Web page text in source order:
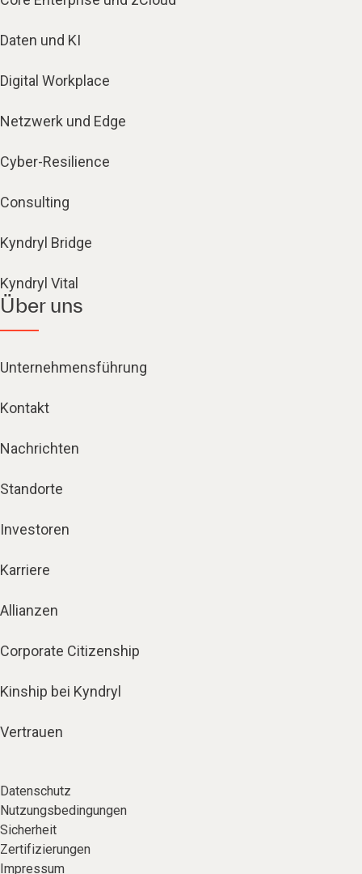
Daten und KI
Digital Workplace
Netzwerk und Edge
Cyber-Resilience
Consulting
Kyndryl Bridge
Kyndryl Vital
Über uns
Unternehmensführung
Kontakt
Nachrichten
Standorte
Investoren
Karriere
Allianzen
Corporate Citizenship
Kinship bei Kyndryl
Vertrauen
Datenschutz
Nutzungsbedingungen
Sicherheit
Zertifizierungen
Impressum